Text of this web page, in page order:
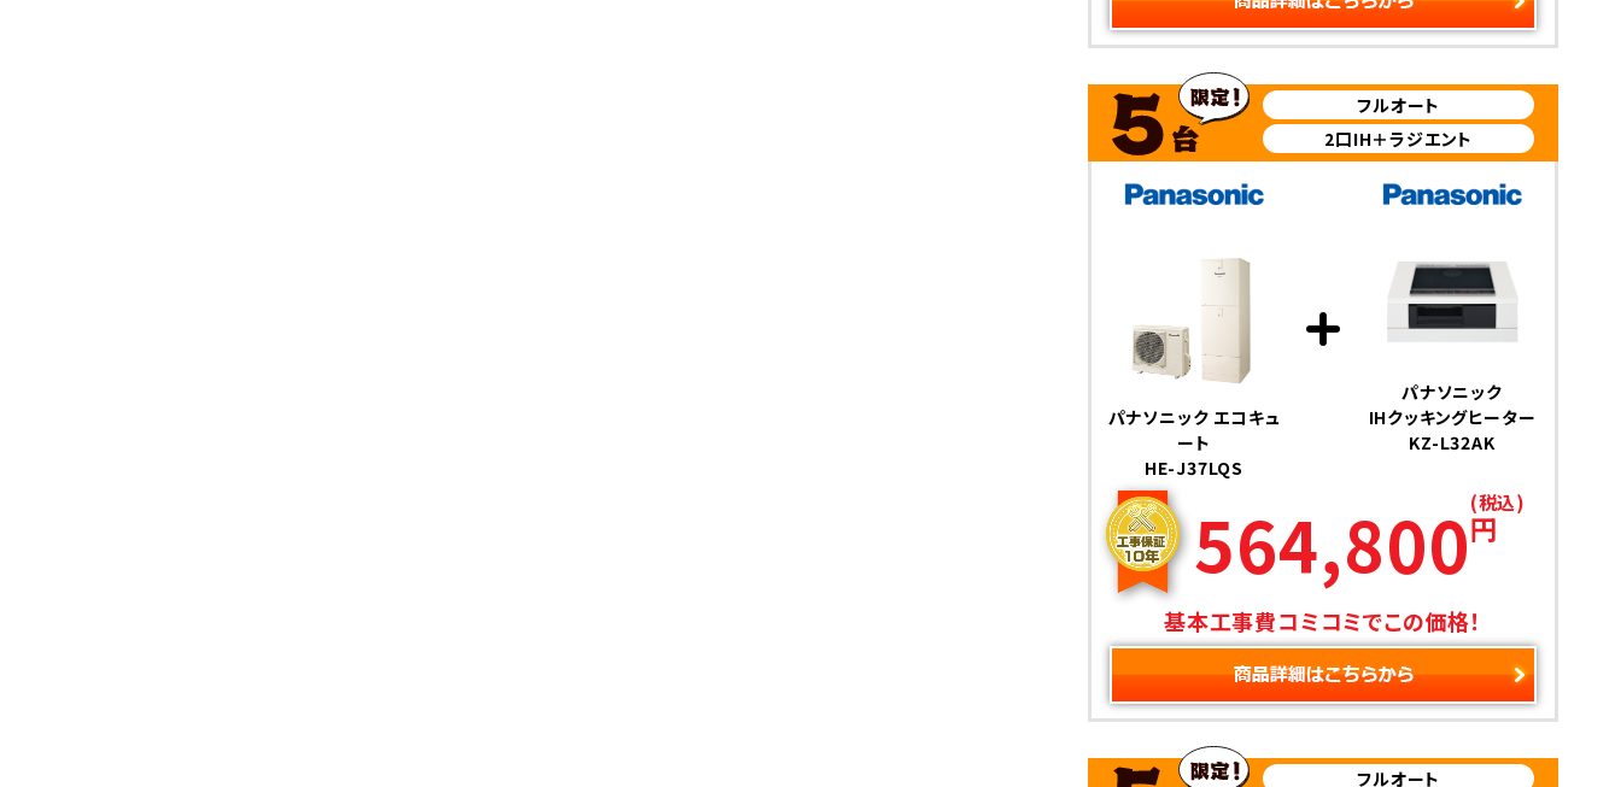
フルオート
2口IH＋ラジエント
パナソニック エコキュ
ート
HE-J37LQS
パナソニック
IHクッキングヒーター
KZ-L32AK
564,800円
(税込)
基本工事費コミコミでこの価格！
フルオート